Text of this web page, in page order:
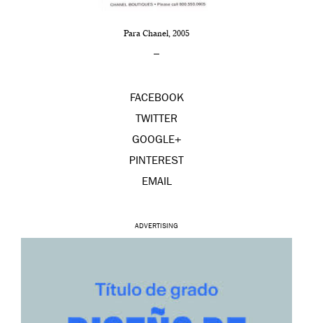
Para Chanel, 2005
–
FACEBOOK
TWITTER
GOOGLE+
PINTEREST
EMAIL
ADVERTISING